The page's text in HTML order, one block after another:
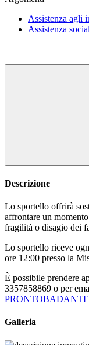
Assistenza agli
Assistenza
Descrizione
Lo sportello offrirà
affrontare un
fragilità o disagio dei
Lo sportello riceve
ore 12:00 presso la
È possibile prendere
3357858869 o per
Galleria